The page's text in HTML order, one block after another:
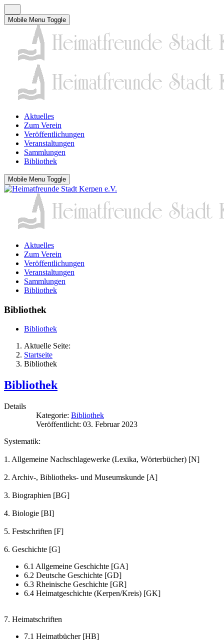
Mobile Menu Toggle
Aktuelles
Zum Verein
Veröffentlichungen
Veranstaltungen
Sammlungen
Bibliothek
Mobile Menu Toggle
Aktuelles
Zum Verein
Veröffentlichungen
Veranstaltungen
Sammlungen
Bibliothek
Bibliothek
Bibliothek
Aktuelle Seite:
Startseite
Bibliothek
Bibliothek
Details
Kategorie: Bibliothek
Veröffentlicht: 03. Februar 2023
Systematik:
1. Allgemeine Nachschlagewerke (Lexika, Wörterbücher) [N]
2. Archiv-, Bibliotheks- und Museumskunde [A]
3. Biographien [BG]
4. Biologie [BI]
5. Festschriften [F]
6. Geschichte [G]
6.1 Allgemeine Geschichte [GA]
6.2 Deutsche Geschichte [GD]
6.3 Rheinische Geschichte [GR]
6.4 Heimatgeschichte (Kerpen/Kreis) [GK]
7. Heimatschriften
7.1 Heimatbücher [HB]